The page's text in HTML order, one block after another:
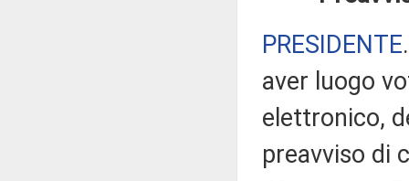
PRESIDENTE
aver luogo
elettronico,
preavviso di